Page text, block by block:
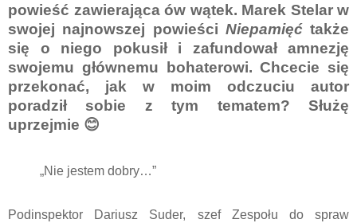
powieść zawierająca ów wątek. Marek Stelar w
swojej najnowszej powieści Niepamięć także
się o niego pokusił i zafundował amnezję
swojemu głównemu bohaterowi. Chcecie się
przekonać, jak w moim odczuciu autor
poradził sobie z tym tematem? Służę
uprzejmie 😊
„Nie jestem dobry…”
Podinspektor Dariusz Suder, szef Zespołu do spraw